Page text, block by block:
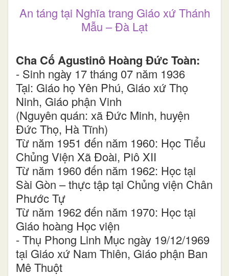
An táng tại Nghĩa trang Giáo xứ Thánh
Mẫu – Đà Lạt
Cha Cố Agustinô Hoàng Đức Toàn:
- Sinh ngày 17 tháng 07 năm 1936
Tại: Giáo họ Yên Phú, Giáo xứ Thọ
Ninh, Giáo phận Vinh
(Nguyên quán: xã Đức Minh, huyện
Đức Thọ, Hà Tĩnh)
Từ năm 1951 đến năm 1960: Học Tiểu
Chủng Viện Xã Đoài, Piô XII
Từ năm 1960 đến năm 1962: Học tại
Sài Gòn – thực tập tại Chủng viện Chân
Phước Tự
Từ năm 1962 đến năm 1970: Học tại
Giáo hoàng Học viện
- Thụ Phong Linh Mục ngày 19/12/1969
tại Giáo xứ Nam Thiên, Giáo phận Ban
Mê Thuột